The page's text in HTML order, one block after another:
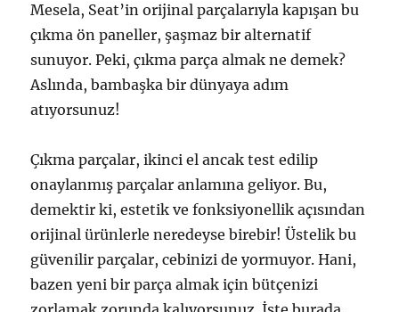
Mesela, Seat’in orijinal parçalarıyla kapışan bu
çıkma ön paneller, şaşmaz bir alternatif
sunuyor. Peki, çıkma parça almak ne demek?
Aslında, bambaşka bir dünyaya adım
atıyorsunuz!
Çıkma parçalar, ikinci el ancak test edilip
onaylanmış parçalar anlamına geliyor. Bu,
demektir ki, estetik ve fonksiyonellik açısından
orijinal ürünlerle neredeyse birebir! Üstelik bu
güvenilir parçalar, cebinizi de yormuyor. Hani,
bazen yeni bir parça almak için bütçenizi